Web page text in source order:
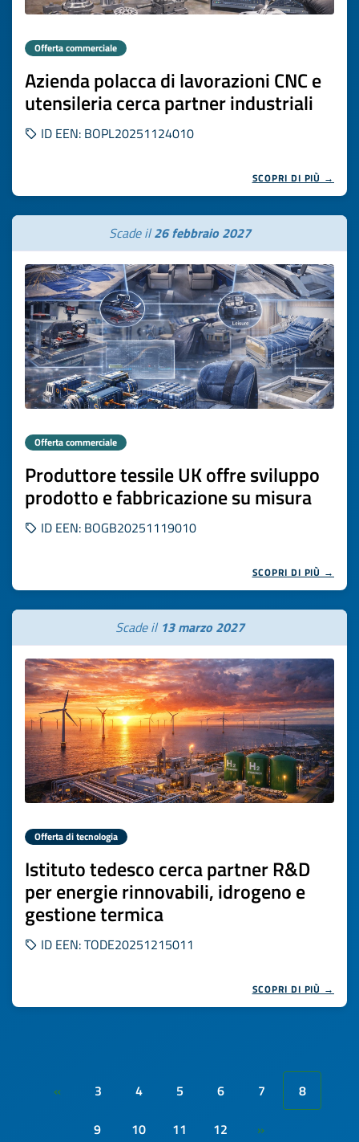
Offerta commerciale
Azienda polacca di lavorazioni CNC e
utensileria cerca partner industriali
ID EEN: BOPL20251124010
SCOPRI DI PIÙ →
Scade il26 febbraio 2027
Offerta commerciale
Produttore tessile UK offre sviluppo
prodotto e fabbricazione su misura
ID EEN: BOGB20251119010
SCOPRI DI PIÙ →
Scade il 13 marzo 2027
Offerta di tecnologia
Istituto tedesco cerca partner R&D
per energie rinnovabili, idrogeno e
gestione termica
ID EEN: TODE20251215011
SCOPRI DI PIÙ →
« 3 4 5 6 7
8
9
10 11 12 »